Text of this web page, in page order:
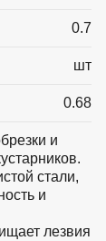
0.7
шт
0.68
и
стали,
и
лезвия